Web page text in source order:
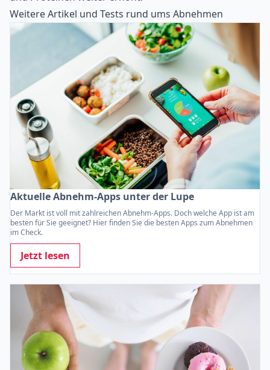
Weitere Artikel und Tests rund ums Abnehmen
Aktuelle Abnehm-Apps unter der Lupe
Der Markt ist voll mit zahlreichen Abnehm-Apps. Doch welche App ist am
besten für Sie geeignet? Hier finden Sie die besten Apps zum Abnehmen
im Check.
Jetzt lesen